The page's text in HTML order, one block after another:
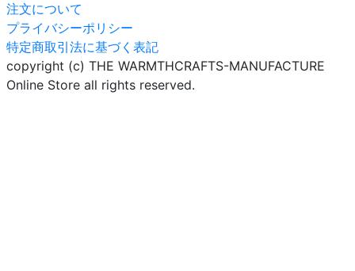
注文について
プライバシーポリシー
特定商取引法に基づく表記
copyright (c) THE WARMTHCRAFTS-MANUFACTURE
Online Store all rights reserved.